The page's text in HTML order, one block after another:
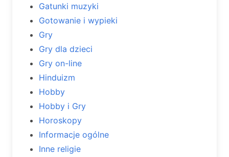
Gatunki muzyki
Gotowanie i wypieki
Gry
Gry dla dzieci
Gry on-line
Hinduizm
Hobby
Hobby i Gry
Horoskopy
Informacje ogólne
Inne religie